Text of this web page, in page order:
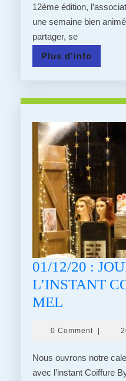
:
12ème édition,
une semaine bien
partager, se
Plus d'info
d'info
01/12/20 :
L’INSTANT
MEL
JOUR
1
–
0 Comment |
Nous ouvrons notre
avec l’instant Coiffure